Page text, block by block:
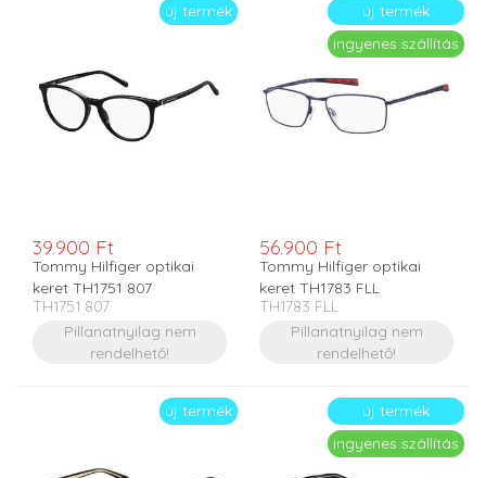
új termék
39.900 Ft
Tommy Hilfiger optikai
keret TH1751 807
TH1751 807
Pillanatnyilag nem
rendelhető!
új termék
ingyenes szállítás
56.900 Ft
Tommy Hilfiger optikai
keret TH1783 FLL
TH1783 FLL
Pillanatnyilag nem
rendelhető!
új termék
új termék
ingyenes szállítás